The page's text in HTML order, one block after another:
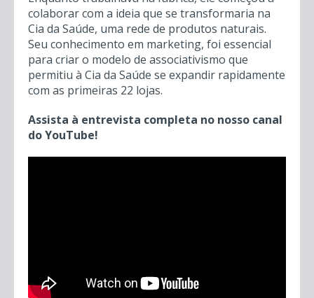
Enquanto trabalhava na fábrica, ele começou a
colaborar com a ideia que se transformaria na
Cia da Saúde, uma rede de produtos naturais.
Seu conhecimento em marketing, foi essencial
para criar o modelo de associativismo que
permitiu à Cia da Saúde se expandir rapidamente
com as primeiras 22 lojas.
Assista à entrevista completa no nosso canal